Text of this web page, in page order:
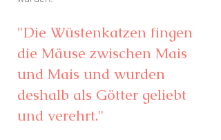
"Die Wüstenkatzen fingen
die Mäuse zwischen Mais
und Mais und wurden
deshalb als Götter geliebt
und verehrt."